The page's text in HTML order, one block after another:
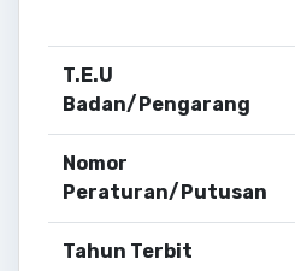
T.E.U
Badan/Pengarang
Nomor
Peraturan/Putusan
Tahun Terbit